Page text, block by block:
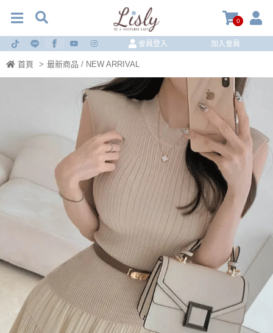
0
會員登入 加入會員
首頁 > 最新商品 / NEW ARRIVAL